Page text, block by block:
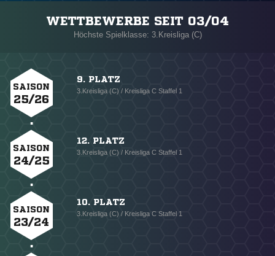
WETTBEWERBE SEIT 03/04
Höchste Spielklasse: 3.Kreisliga (C)
SAISON
25/26
9. PLATZ
3.Kreisliga (C) / Kreisliga C Staffel 1
SAISON
24/25
12. PLATZ
3.Kreisliga (C) / Kreisliga C Staffel 1
SAISON
23/24
10. PLATZ
3.Kreisliga (C) / Kreisliga C Staffel 1